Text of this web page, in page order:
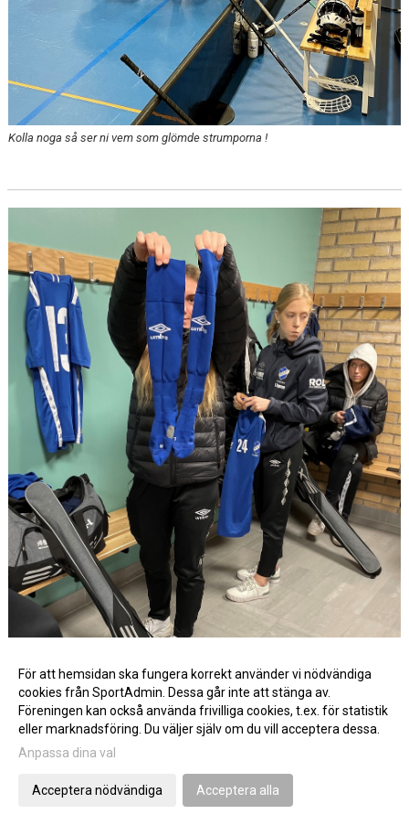
Kolla noga så ser ni vem som glömde strumporna !
För att hemsidan ska fungera korrekt använder vi nödvändiga
cookies från SportAdmin. Dessa går inte att stänga av.
Föreningen kan också använda frivilliga cookies, t.ex. för statistik
eller marknadsföring. Du väljer själv om du vill acceptera dessa.
Anpassa dina val
Acceptera nödvändiga Acceptera alla